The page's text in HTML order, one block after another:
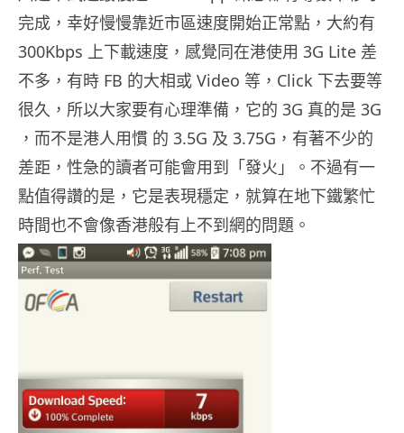
完成，幸好慢慢靠近市區速度開始正常點，大約有
300Kbps 上下載速度，感覺同在港使用 3G Lite 差
不多，有時 FB 的大相或 Video 等，Click 下去要等
很久，所以大家要有心理準備，它的 3G 真的是 3G
，而不是港人用慣 的 3.5G 及 3.75G，有著不少的
差距，性急的讀者可能會用到「發火」。不過有一
點值得讚的是，它是表現穩定，就算在地下鐵繁忙
時間也不會像香港般有上不到網的問題。